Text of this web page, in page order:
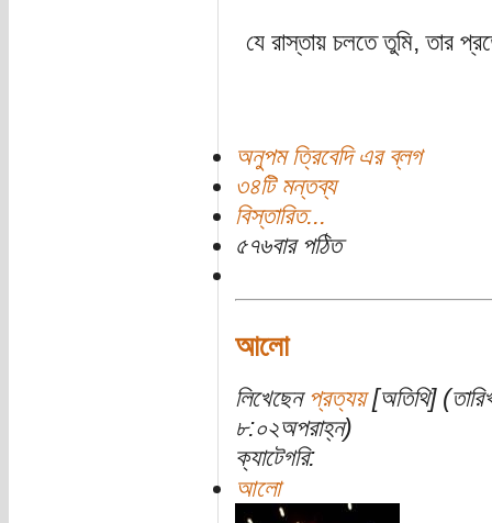
যে রাস্তায় চলতে তুমি, তার
অনুপম ত্রিবেদি এর ব্লগ
৩৪টি মন্তব্য
বিস্তারিত...
৫৭৬বার পঠিত
আলো
লিখেছেন প্রত্যয়[অতিথি]
৮:০২অপরাহ্ন)
ক্যাটেগরি:
আলো